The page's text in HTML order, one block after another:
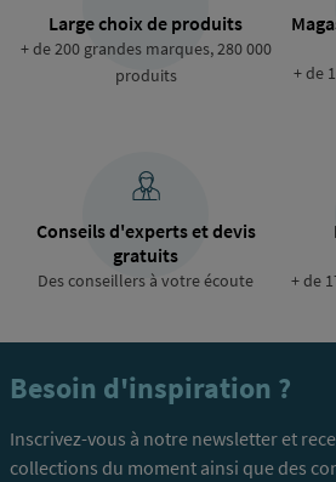
Large choix de produits
+ de 200 grandes marques, 280 000
produits
+ de
Conseils d'experts et devis
gratuits
Des conseillers à votre écoute + de
Besoin d'inspiration ?
Inscrivez-vous à notre newsletter et
collections du moment ainsi que des